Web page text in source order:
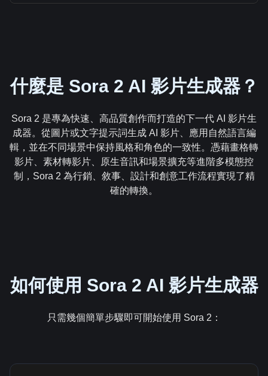
什麼是 Sora 2 AI 影片生成器？
Sora 2 是專為快速、高品質創作而打造的下一代 AI 影片生
成器。從圖片或文字提示詞生成 AI 影片、應用自然語言編
輯，並在不同場景中保持風格和角色的一致性。憑藉畫格轉
影片、素材轉影片、原生音訊和場景擴充等進階多模態控
制，Sora 2 為行銷、敘事、設計和創意工作流程實現了精
確的轉換。
如何使用 Sora 2 AI 影片生成器
只需幾個簡單步驟即可開始使用 Sora 2：